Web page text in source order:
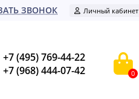
ЗВОНОК Личный кабинет
+7 (495) 769-44-22
+7 (968) 444-07-42
0